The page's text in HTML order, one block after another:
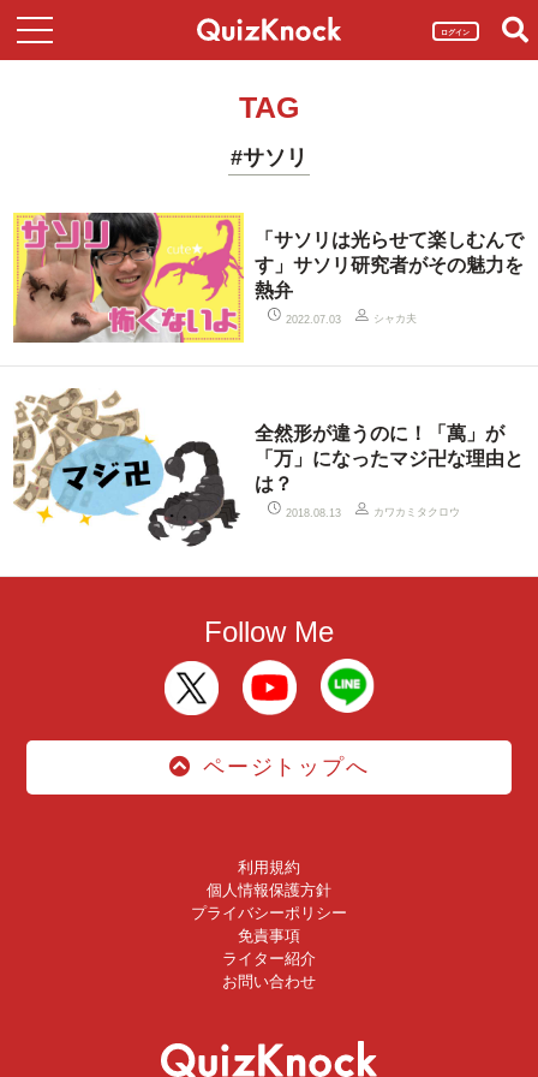
ログイン
TAG
#サソリ
「サソリは光らせて楽しむんで
す」サソリ研究者がその魅力を
熱弁
2022.07.03 シャカ夫
全然形が違うのに！「萬」が
「万」になったマジ卍な理由と
は？
2018.08.13 カワカミタクロウ
Follow Me
ページトップへ
利用規約
個人情報保護方針
プライバシーポリシー
免責事項
ライター紹介
お問い合わせ